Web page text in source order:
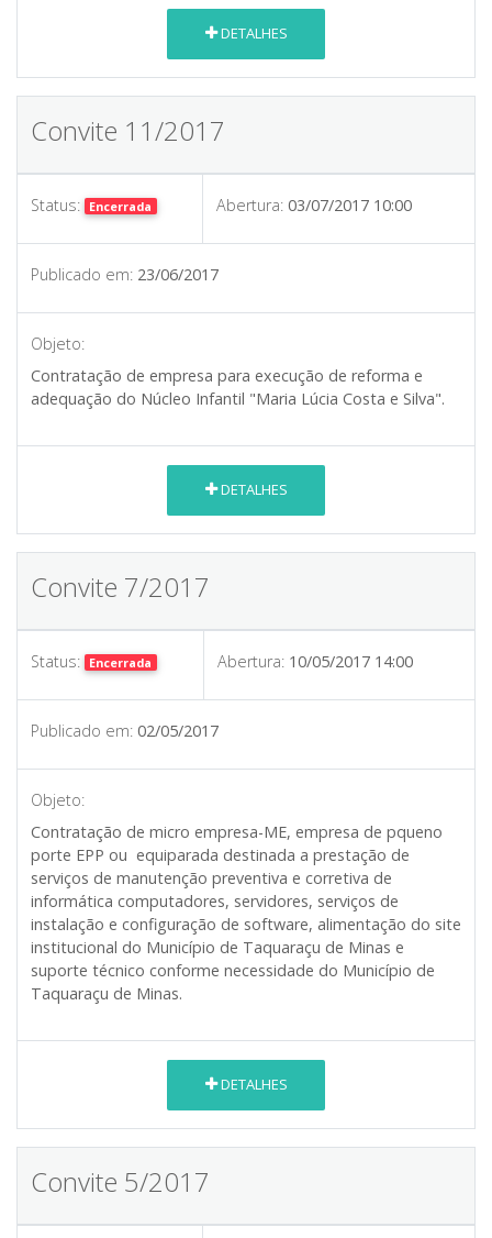
DETALHES
Convite 11/2017
Status: Encerrada Abertura: 03/07/2017 10:00
Publicado em: 23/06/2017
Objeto:
Contratação de empresa para execução de reforma e
adequação do Núcleo Infantil "Maria Lúcia Costa e Silva".
DETALHES
Convite 7/2017
Status: Encerrada Abertura: 10/05/2017 14:00
Publicado em: 02/05/2017
Objeto:
Contratação de micro empresa-ME, empresa de pqueno
porte EPP ou equiparada destinada a prestação de
serviços de manutenção preventiva e corretiva de
informática computadores, servidores, serviços de
instalação e configuração de software, alimentação do site
institucional do Município de Taquaraçu de Minas e
suporte técnico conforme necessidade do Município de
Taquaraçu de Minas.
DETALHES
Convite 5/2017